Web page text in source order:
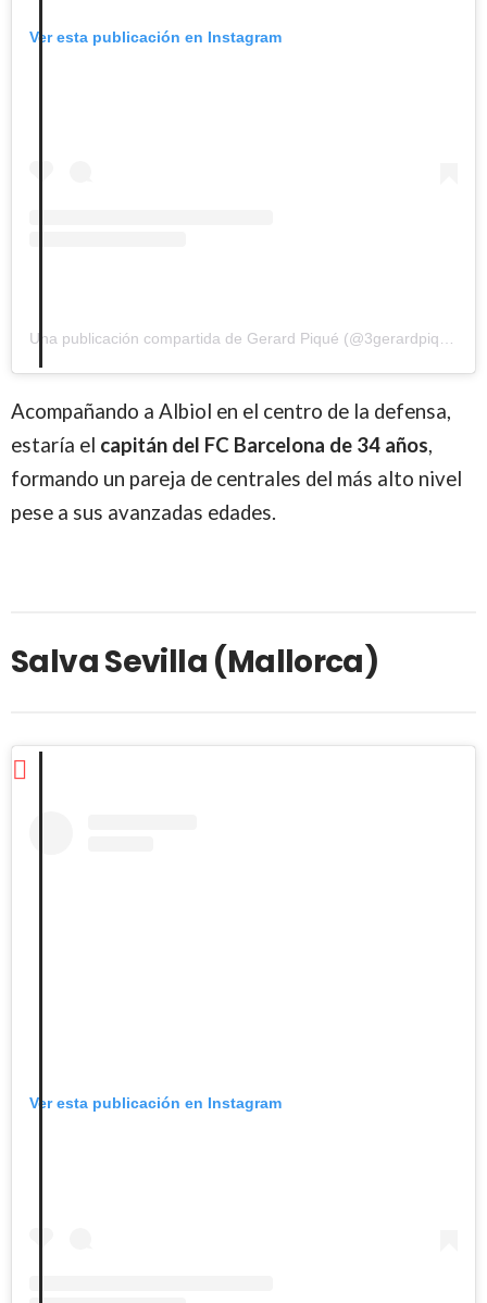
Ver esta publicación en Instagram
Acompañando a Albiol en el centro de la defensa,
estaría el capitán del FC Barcelona de 34 años,
formando un pareja de centrales del más alto nivel
pese a sus avanzadas edades.
Salva Sevilla (Mallorca)
Ver esta publicación en Instagram